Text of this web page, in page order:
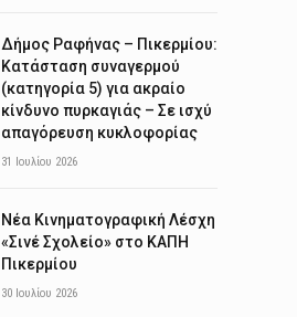
Δήμος Ραφήνας – Πικερμίου:
Κατάσταση συναγερμού
(κατηγορία 5) για ακραίο
κίνδυνο πυρκαγιάς – Σε ισχύ
απαγόρευση κυκλοφορίας
31 Ιουλίου 2026
Νέα Κινηματογραφική Λέσχη
«Σινέ Σχολείο» στο ΚΑΠΗ
Πικερμίου
30 Ιουλίου 2026